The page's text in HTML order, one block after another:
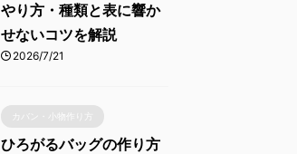
やり方・種類と表に響か
せないコツを解説
2026/7/21
カバン・小物作り方
ひろがるバッグの作り方